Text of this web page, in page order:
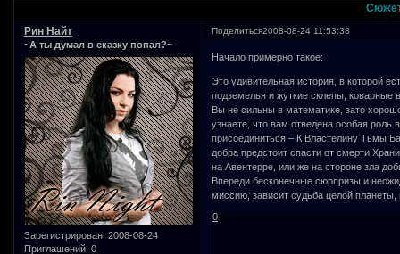
Поделиться2008-08-24 11:53:38
Рин Найт
~А ты думал в сказку попал?~
Зарегистрирован: 2008-08-24
Приглашений: 0
Начало примерно такое:
Это удивительная история, в которой
подземелья и жуткие склепы, коварные
Вы не сильны в математике, зато
узнаете, что вам отведена особая
присоединиться – К Властелину Тьмы
добра предстоит спасти от смерти
на Авентерре, или же на стороне зла
Впереди бесконечные сюрпризы и
миссию, зависит судьба целой
0